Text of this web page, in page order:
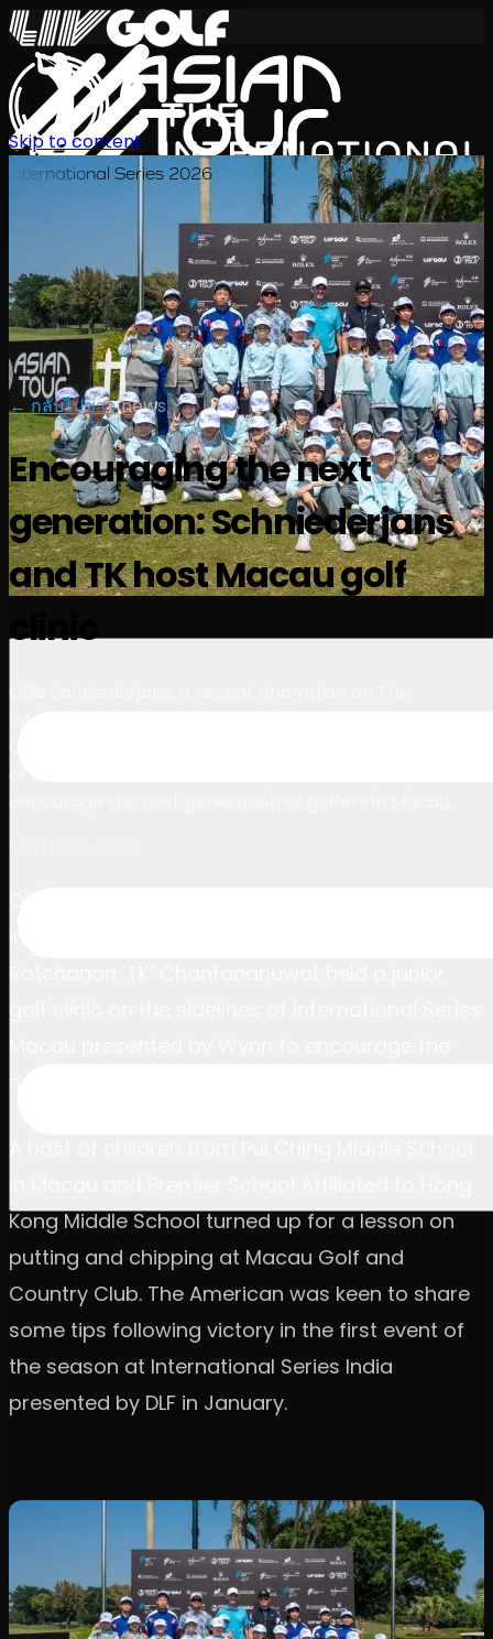
International Series 2026
ตารางการแข่งขัน
นักกอล์ฟอันดับข่าวสารรับชมเกี่ยวกับ
เข้าสู่ระบบ
Skip to content
← กลับไปข่าว|news
Encouraging the next
generation: Schniederjans
and TK host Macau golf
clinic
Kong Middle School turned up for a lesson on
putting and chipping at Macau Golf and
Country Club. The American was keen to share
some tips following victory in the first event of
the season at International Series India
presented by DLF in January.